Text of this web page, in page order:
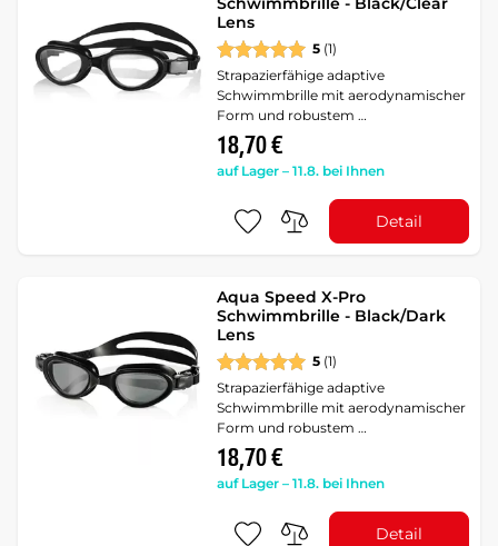
Lens
5 (1)
Strapazierfähige adaptive
Schwimmbrille mit aerodynamischer
Form und robustem …
18,70 €
auf Lager – 11.8. bei Ihnen
Detail
Aqua Speed X-Pro
Schwimmbrille - Black/Dark
Lens
5 (1)
Strapazierfähige adaptive
Schwimmbrille mit aerodynamischer
Form und robustem …
18,70 €
auf Lager – 11.8. bei Ihnen
Detail